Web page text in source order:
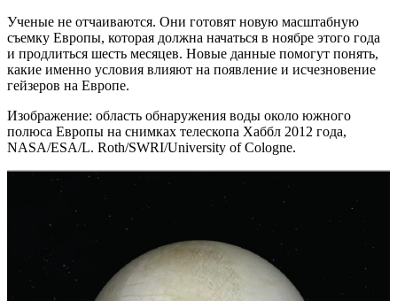
Ученые не отчаиваются. Они готовят новую масштабную
съемку Европы, которая должна начаться в ноябре этого года
и продлиться шесть месяцев. Новые данные помогут понять,
какие именно условия влияют на появление и исчезновение
гейзеров на Европе.
Изображение: область обнаружения воды около южного
полюса Европы на снимках телескопа Хаббл 2012 года,
NASA/ESA/L. Roth/SWRI/University of Cologne.